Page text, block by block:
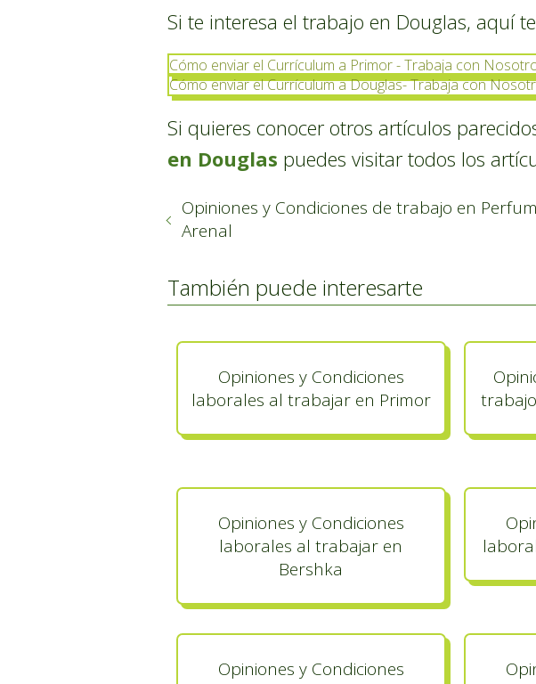
Si te interesa el trabajo en Douglas, aquí
Cómo enviar el Currículum a Primor - Trabaja con
Cómo enviar el Currículum a Douglas- Trabaja con
Si quieres conocer otros artículos
en Douglas puedes visitar todos los
Opiniones y Condiciones de trabajo en
Arenal
También puede interesarte
Opiniones y Condiciones
laborales al trabajar en Primor
Opiniones y Condiciones
laborales al trabajar en
Bershka
Opiniones y Condiciones